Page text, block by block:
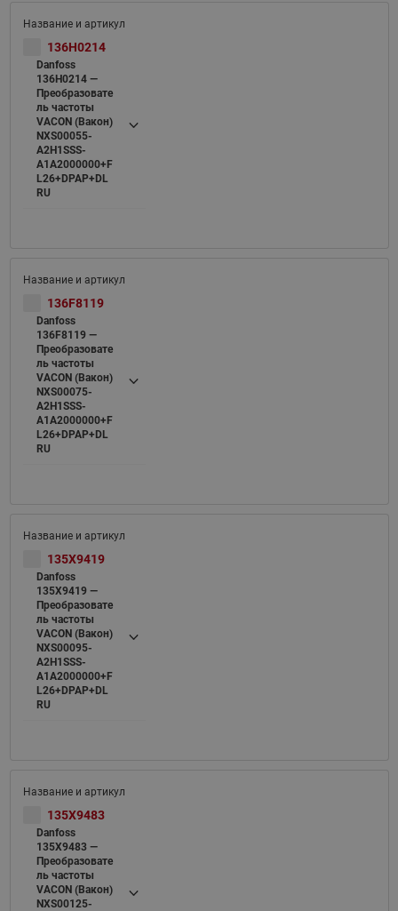
136H0214
Danfoss
136H0214 —
Преобразовате
ль частоты
VACON (Вакон)
NXS00055-
A2H1SSS-
A1A2000000+F
L26+DPAP+DL
RU
136F8119
Danfoss
136F8119 —
Преобразовате
ль частоты
VACON (Вакон)
NXS00075-
A2H1SSS-
A1A2000000+F
L26+DPAP+DL
RU
135X9419
Danfoss
135X9419 —
Преобразовате
ль частоты
VACON (Вакон)
NXS00095-
A2H1SSS-
A1A2000000+F
L26+DPAP+DL
RU
135X9483
Danfoss
135X9483 —
Преобразовате
ль частоты
VACON (Вакон)
NXS00125-